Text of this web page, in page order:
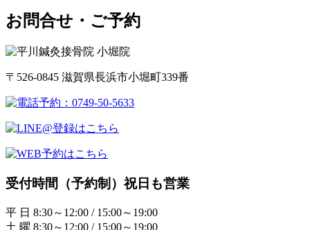
お問合せ・ご予約
〒526-0845 滋賀県長浜市小堀町339番
受付時間（予約制）祝日も営業
平 日 8:30～12:00 / 15:00～19:00
土 曜 8:30～12:00 / 15:00～19:00